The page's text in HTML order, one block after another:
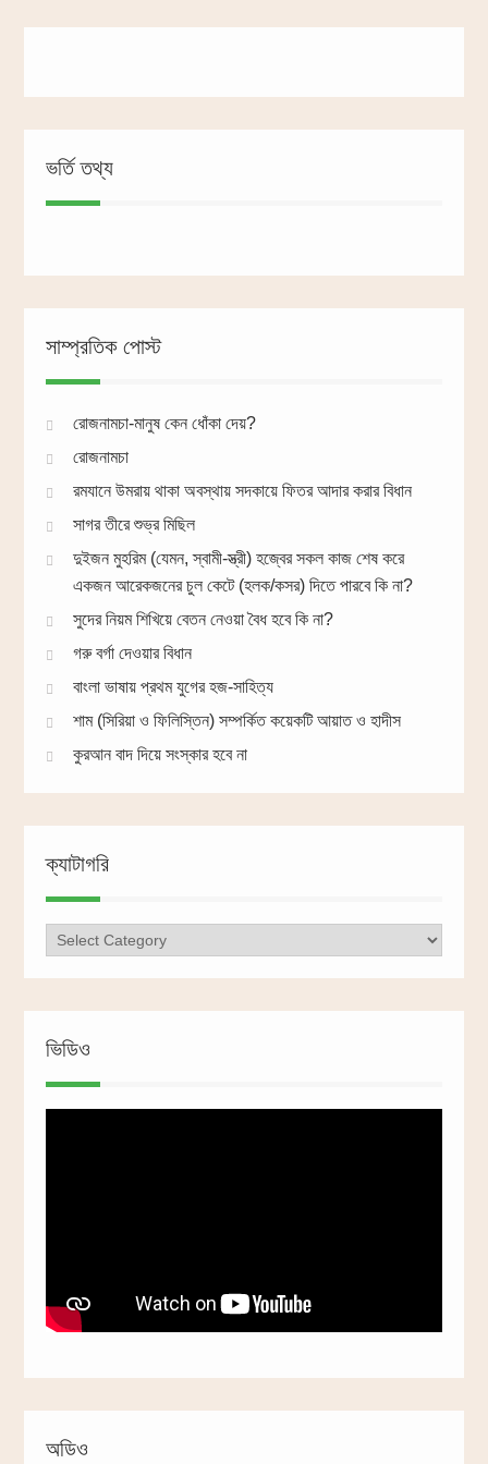
ভর্তি তথ্য
সাম্প্রতিক পোস্ট
রোজনামচা-মানুষ কেন ধোঁকা দেয়?
রোজনামচা
রমযানে উমরায় থাকা অবস্থায় সদকায়ে ফিতর আদার করার বিধান
সাগর তীরে শুভ্র মিছিল
দুইজন মুহরিম (যেমন, স্বামী-স্ত্রী) হজ্বের সকল কাজ শেষ করে
একজন আরেকজনের চুল কেটে (হলক/কসর) দিতে পারবে কি না?
সুদের নিয়ম শিখিয়ে বেতন নেওয়া বৈধ হবে কি না?
গরু বর্গা দেওয়ার বিধান
বাংলা ভাষায় প্রথম যুগের হজ-সাহিত্য
শাম (সিরিয়া ও ফিলিস্তিন) সম্পর্কিত কয়েকটি আয়াত ও হাদীস
কুরআন বাদ দিয়ে সংস্কার হবে না
ক্যাটাগরি
ক্যাটাগরি
ভিডিও
অডিও